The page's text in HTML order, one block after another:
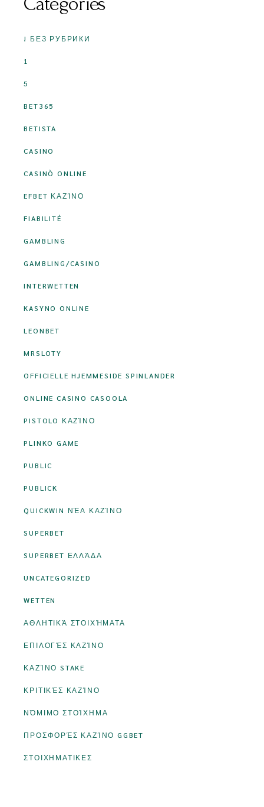
! БЕЗ РУБРИКИ
1
5
BET365
BETISTA
CASINO
CASINÒ ONLINE
EFBET ΚΑΖΊΝΟ
FIABILITÉ
GAMBLING
GAMBLING/CASINO
INTERWETTEN
KASYNO ONLINE
LEONBET
MRSLOTY
OFFICIELLE HJEMMESIDE SPINLANDER
ONLINE CASINO CASOOLA
PISTOLO ΚΑΖΊΝΟ
PLINKO GAME
PUBLIC
PUBLICK
QUICKWIN ΝΈΑ ΚΑΖΊΝΟ
SUPERBET
SUPERBET ΕΛΛΆΔΑ
UNCATEGORIZED
WETTEN
ΑΘΛΗΤΙΚΆ ΣΤΟΙΧΉΜΑΤΑ
ΕΠΙΛΟΓΈΣ ΚΑΖΊΝΟ
ΚΑΖΊΝΟ STAKE
ΚΡΙΤΙΚΈΣ ΚΑΖΊΝΟ
ΝΌΜΙΜΟ ΣΤΟΊΧΗΜΑ
ΠΡΟΣΦΟΡΈΣ ΚΑΖΊΝΟ GGBET
ΣΤΟΙΧΗΜΑΤΙΚΕΣ